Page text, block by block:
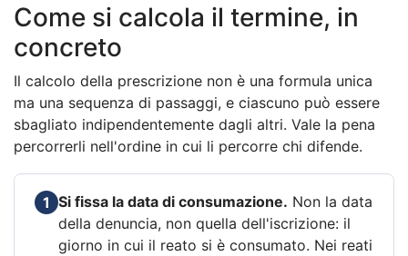
Come si calcola il termine, in
concreto
Il calcolo della prescrizione non è una formula unica
ma una sequenza di passaggi, e ciascuno può essere
sbagliato indipendentemente dagli altri. Vale la pena
percorrerli nell'ordine in cui li percorre chi difende.
1 Si fissa la data di consumazione. Non la data
della denuncia, non quella dell'iscrizione: il
giorno in cui il reato si è consumato. Nei reati